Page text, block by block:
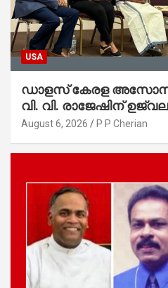
USA
ഡാളസ് കേരള
August 6, 2026 P P Cherian